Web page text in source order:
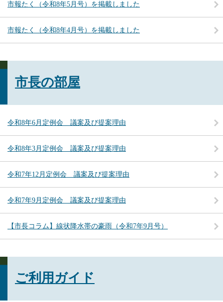
市報たく（令和8年5月号）を掲載しました
市報たく（令和8年4月号）を掲載しました
市長の部屋
令和8年6月定例会 議案及び提案理由
令和8年3月定例会 議案及び提案理由
令和7年12月定例会 議案及び提案理由
令和7年9月定例会 議案及び提案理由
【市長コラム】線状降水帯の豪雨（令和7年9月号）
ご利用ガイド